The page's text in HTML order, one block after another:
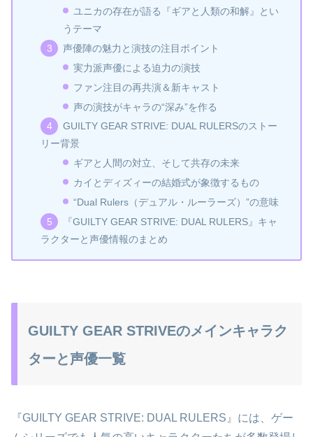
ユニカの存在が語る『ギアと人類の和解』とい
うテーマ
声優陣の魅力と演技の注目ポイント
実力派声優による迫力の演技
ファン注目の再共演＆新キャスト
声の演技がキャラの“深み”を作る
GUILTY GEAR STRIVE: DUAL RULERSのストー
リー背景
ギアと人間の対立、そして共存の未来
カイとディズィーの結婚式が象徴するもの
“Dual Rulers（デュアル・ルーラーズ）”の意味
『GUILTY GEAR STRIVE: DUAL RULERS』キャ
ラクターと声優情報のまとめ
GUILTY GEAR STRIVEのメインキャラク
ターと声優一覧
『GUILTY GEAR STRIVE: DUAL RULERS』には、ゲー